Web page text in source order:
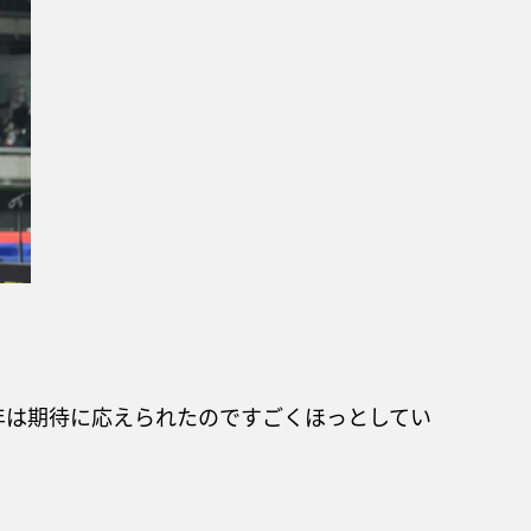
期待に応えられたのですごくほっとしてい